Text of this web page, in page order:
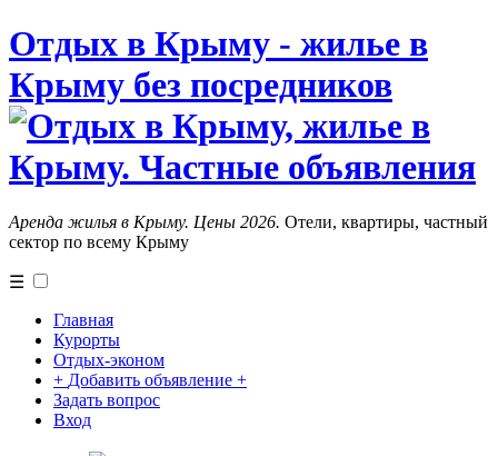
Отдых в Крыму - жилье в
Крыму без посредников
Аренда жилья в Крыму. Цены 2026. Отели, квартиры, частный
сектор по всему Крыму
☰
Главная
Курорты
Отдых-эконом
+ Добавить объявление +
Задать вопрос
Вход